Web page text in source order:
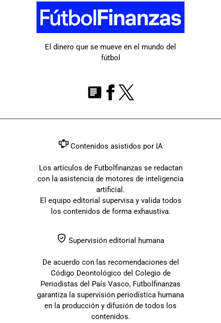
El dinero que se mueve en el mundo del
fútbol
Contenidos asistidos por IA
Los artículos de Futbolfinanzas se redactan
con la asistencia de motores de inteligencia
artificial.
El equipo editorial supervisa y valida todos
los contenidos de forma exhaustiva.
Supervisión editorial humana
De acuerdo con las recomendaciones del
Código Deontológico del Colegio de
Periodistas del País Vasco, Futbolfinanzas
garantiza la supervisión periodística humana
en la producción y difusión de todos los
contenidos.